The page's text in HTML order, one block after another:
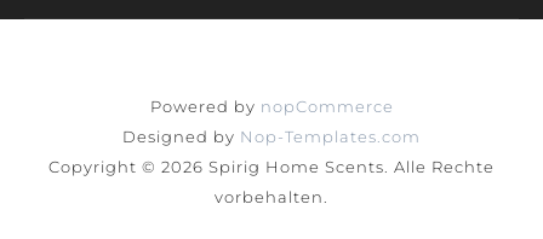
Powered by nopCommerce
Designed by Nop-Templates.com
Copyright © 2026 Spirig Home Scents. Alle Rechte
vorbehalten.